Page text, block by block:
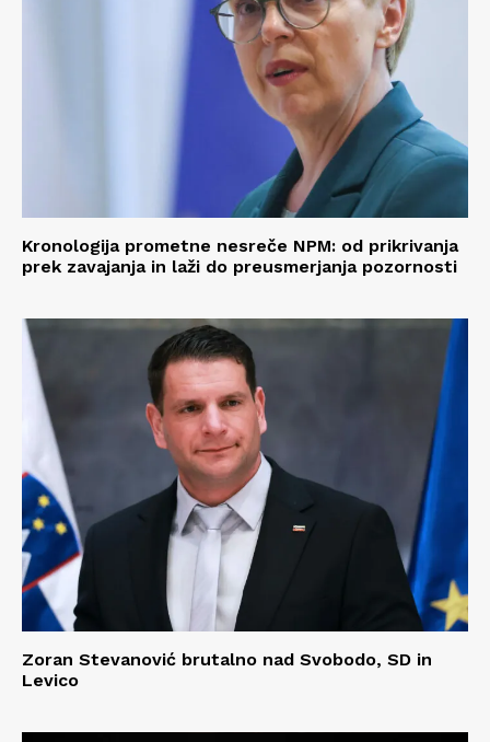
Kronologija prometne nesreče NPM: od prikrivanja
prek zavajanja in laži do preusmerjanja pozornosti
Zoran Stevanović brutalno nad Svobodo, SD in
Levico